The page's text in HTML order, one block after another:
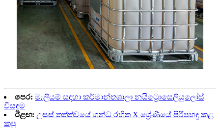
පෙර: මැලියම් සඳහා කර්මාන්තශාලා නයිට්‍රොසෙලියුලෝස්
විසඳුම
ඊළඟ: උසස් තත්ත්වයේ ගන්ධ රහිත X ශ්‍රේණියේ පිරිපහදු කළ
කපු